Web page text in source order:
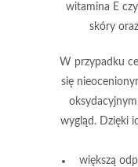
witamina Eczy
skóry
W przypadku
się
wygląd. Dzięki
większą